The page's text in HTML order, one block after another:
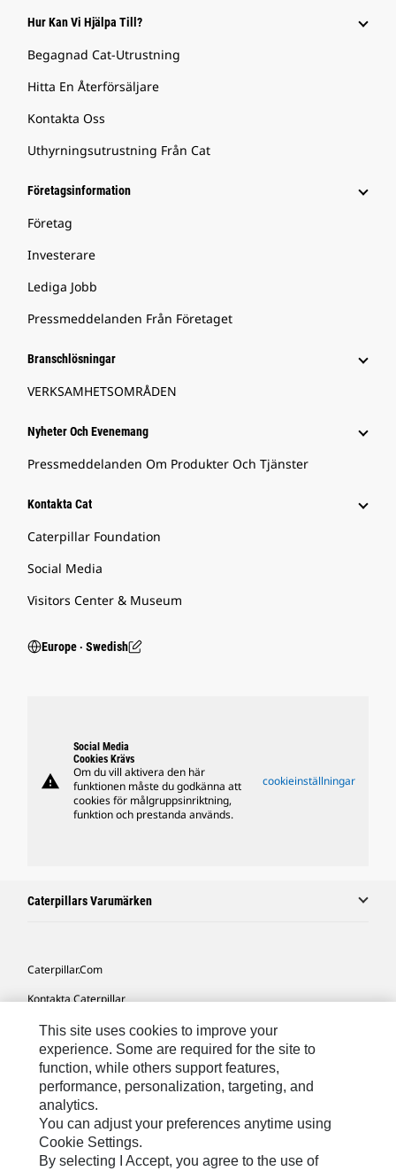
Hur Kan Vi Hjälpa Till?
Begagnad Cat-Utrustning
Hitta En Återförsäljare
Kontakta Oss
Uthyrningsutrustning Från Cat
Företagsinformation
Företag
Investerare
Lediga Jobb
Pressmeddelanden Från Företaget
Branschlösningar
VERKSAMHETSOMRÅDEN
Nyheter Och Evenemang
Pressmeddelanden Om Produkter Och Tjänster
Kontakta Cat
Caterpillar Foundation
Social Media
Visitors Center & Museum
Europe ‧ Swedish
warning
Social Media
Cookies Krävs
Om du vill aktivera den här
funktionen måste du godkänna att
cookies för målgruppsinriktning,
funktion och prestanda används.
cookieinställningar
Caterpillars Varumärken
Caterpillar.com
Kontakta Caterpillar
Mina Marknadsföringspreferenser
Platskarta
Cookie Settings
Juridiskt
Sekretess
This site uses cookies to improve your
experience. Some are required for the site to
function, while others support features,
performance, personalization, targeting, and
analytics.
You can adjust your preferences anytime using
Cookie Settings.
By selecting I Accept, you agree to the use of